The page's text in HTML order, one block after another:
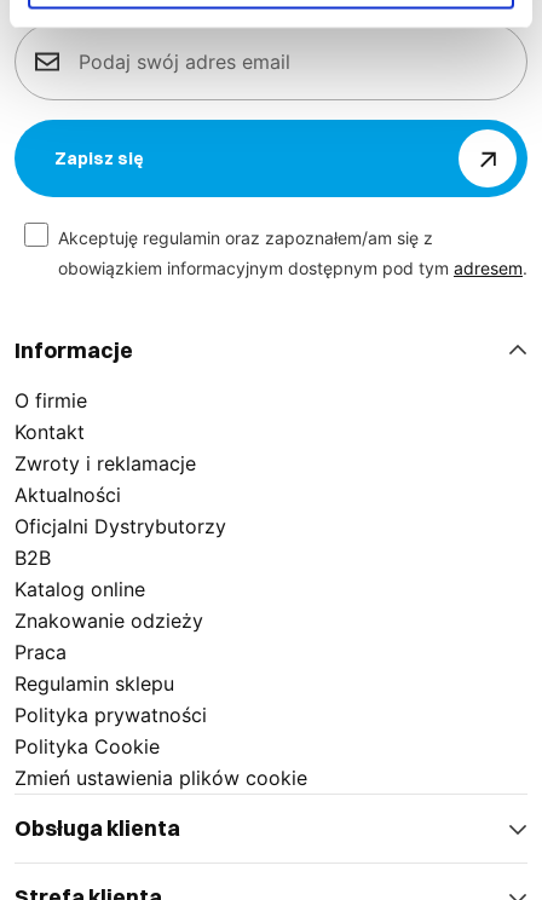
Zapisz się
Akceptuję regulamin oraz zapoznałem/am się z
obowiązkiem informacyjnym dostępnym pod tym adresem.
Informacje
O firmie
Kontakt
Zwroty i reklamacje
Aktualności
Oficjalni Dystrybutorzy
B2B
Katalog online
Znakowanie odzieży
Praca
Regulamin sklepu
Polityka prywatności
Polityka Cookie
Zmień ustawienia plików cookie
Obsługa klienta